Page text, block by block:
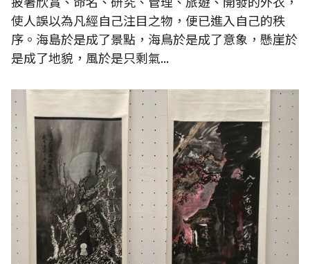
使人誤以為凡經自己注目之物，便已進入自己的秩
序。海島於是成了景點，海鳥於是成了意象，懸崖於
是成了地貌，風於是只剩氣...